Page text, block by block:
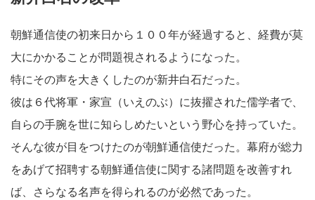
朝鮮通信使の初来日から１００年が経過すると、経費が莫
大にかかることが問題視されるようになった。
特にその声を大きくしたのが新井白石だった。
彼は６代将軍・家宣（いえのぶ）に抜擢された儒学者で、
自らの手腕を世に知らしめたいという野心を持っていた。
そんな彼が目をつけたのが朝鮮通信使だった。幕府が総力
をあげて招聘する朝鮮通信使に関する諸問題を改善すれ
ば、さらなる名声を得られるのが必然であった。